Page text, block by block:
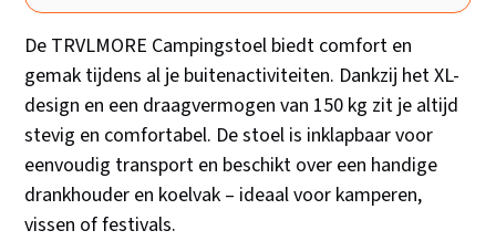
De TRVLMORE Campingstoel biedt comfort en
gemak tijdens al je buitenactiviteiten. Dankzij het XL-
design en een draagvermogen van 150 kg zit je altijd
stevig en comfortabel. De stoel is inklapbaar voor
eenvoudig transport en beschikt over een handige
drankhouder en koelvak – ideaal voor kamperen,
vissen of festivals.